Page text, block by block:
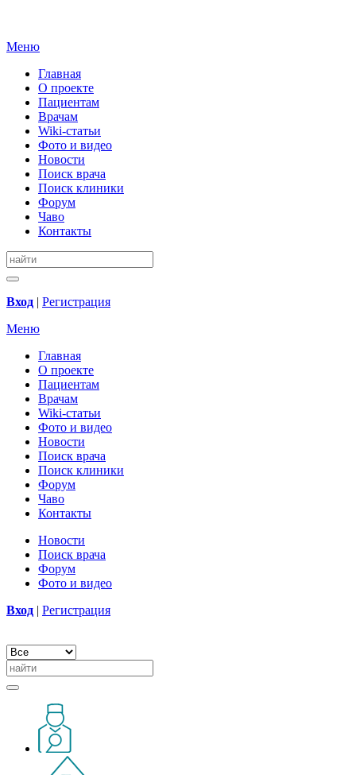
Меню
Главная
О проекте
Пациентам
Врачам
Wiki-статьи
Фото и видео
Новости
Поиск врача
Поиск клиники
Форум
Чаво
Контакты
Вход | Регистрация
Меню
Главная
О проекте
Пациентам
Врачам
Wiki-статьи
Фото и видео
Новости
Поиск врача
Поиск клиники
Форум
Чаво
Контакты
Новости
Поиск врача
Форум
Фото и видео
Вход | Регистрация